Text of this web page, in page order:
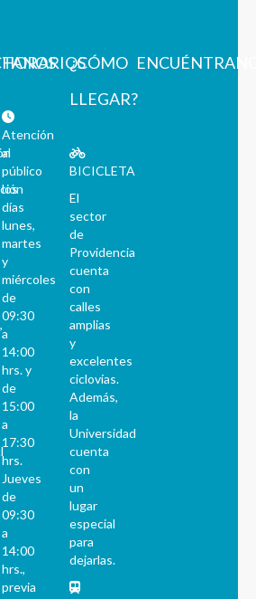
HORARIOS
Atención
al
público
los
días
lunes,
martes
y
miércoles
de
09:30
a
14:00
hrs. y
de
15:00
a
17:30
hrs.
Jueves
de
09:30
a
14:00
hrs.,
previa
¿CÓMO
LLEGAR?
BICICLETA
El
sector
de
Providencia
cuenta
con
calles
amplias
y
excelentes
ciclovías.
Además,
la
Universidad
cuenta
con
un
lugar
especial
para
dejarlas.